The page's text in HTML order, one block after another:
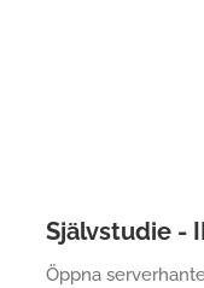
Självstudie -
Öppna